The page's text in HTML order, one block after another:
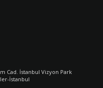
Cad. İstanbul Vizyon Park
İstanbul